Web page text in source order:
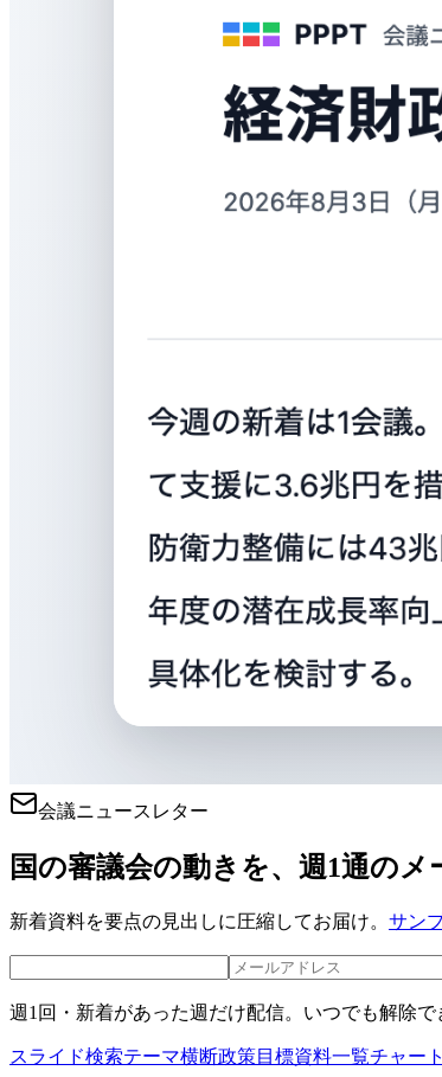
会議ニュースレター
国の審議会の動きを、週1通の
新着資料を要点の見出しに圧縮してお届け。 サン
週1回・新着があった週だけ配信。いつでも解除で
スライド検索テーマ横断政策目標資料一覧チャー